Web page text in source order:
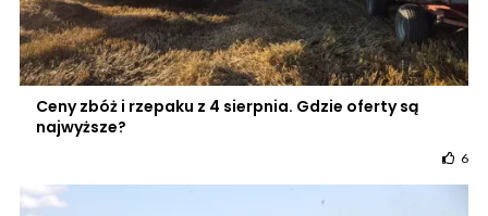
Ceny zbóż i rzepaku z 4 sierpnia. Gdzie oferty są
najwyższe?
6